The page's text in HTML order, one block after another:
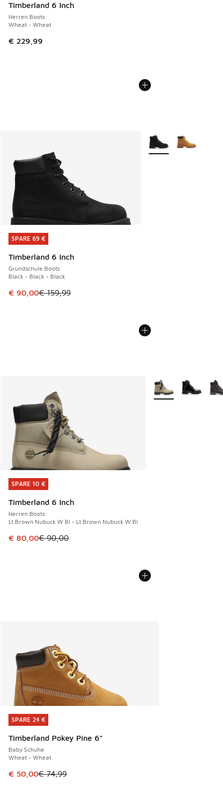
Timberland 6 Inch
Herren Boots
Wheat - Wheat
€ 229,99
SPARE 69 €
Timberland 6 Inch
Grundschule Boots
Black - Black - Black
Dieser Artikel ist im Sale. Der Preis ist von € 159,99 auf €
€ 90,00€ 159,99
SPARE 69 €
Weitere Farben
SPARE 10 €
Timberland 6 Inch
Herren Boots
Lt Brown Nubuck W Bl - Lt Brown Nubuck W Bl
Dieser Artikel ist im Sale. Der Preis ist von € 90,00 auf €
€ 80,00€ 90,00
SPARE 10 €
Weitere Farben
SPARE 24 €
Timberland Pokey Pine 6"
Baby Schuhe
Wheat - Wheat
Dieser Artikel ist im Sale. Der Preis ist von € 74,99 auf €
€ 50,00€ 74,99
SPARE 24 €